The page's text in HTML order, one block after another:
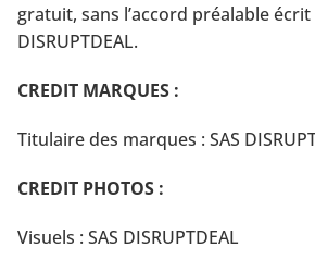
gratuit, sans l’accord préalable écrit
DISRUPTDEAL.
CREDIT MARQUES :
Titulaire des marques : SAS
CREDIT PHOTOS :
Visuels : SAS DISRUPTDEAL